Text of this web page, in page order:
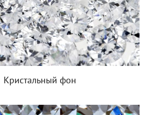
Кристальный фон